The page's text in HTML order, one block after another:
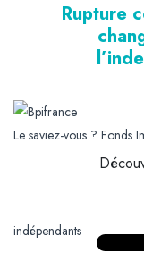
Rupture
Le saviez-vous ? Fonds
indépendants